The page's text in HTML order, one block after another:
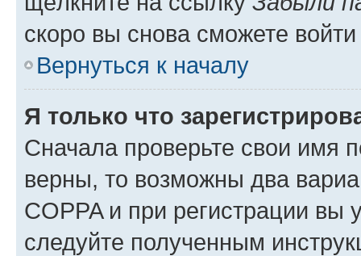
скоро вы снова сможете
Вернуться к началу
Я только что
Сначала проверьте свои имя
верны, то возможны два
COPPA и при регистрации вы
следуйте полученным